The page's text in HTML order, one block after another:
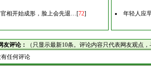
官相开始成形，脸上会先退…[72] 年轻人应
友评论：
（只显示最新10条。评论内容只代表网友观点
任何评论